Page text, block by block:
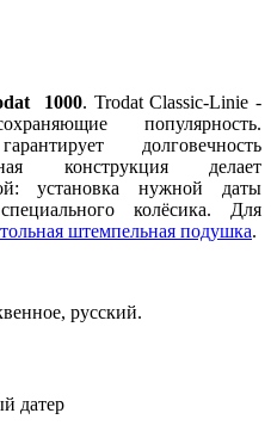
1000. Trodat Classic-Linie -
популярность.
долговечность
конструкция делает
установка нужной даты
колёсика. Для
штемпельная подушка.
русский.
датер